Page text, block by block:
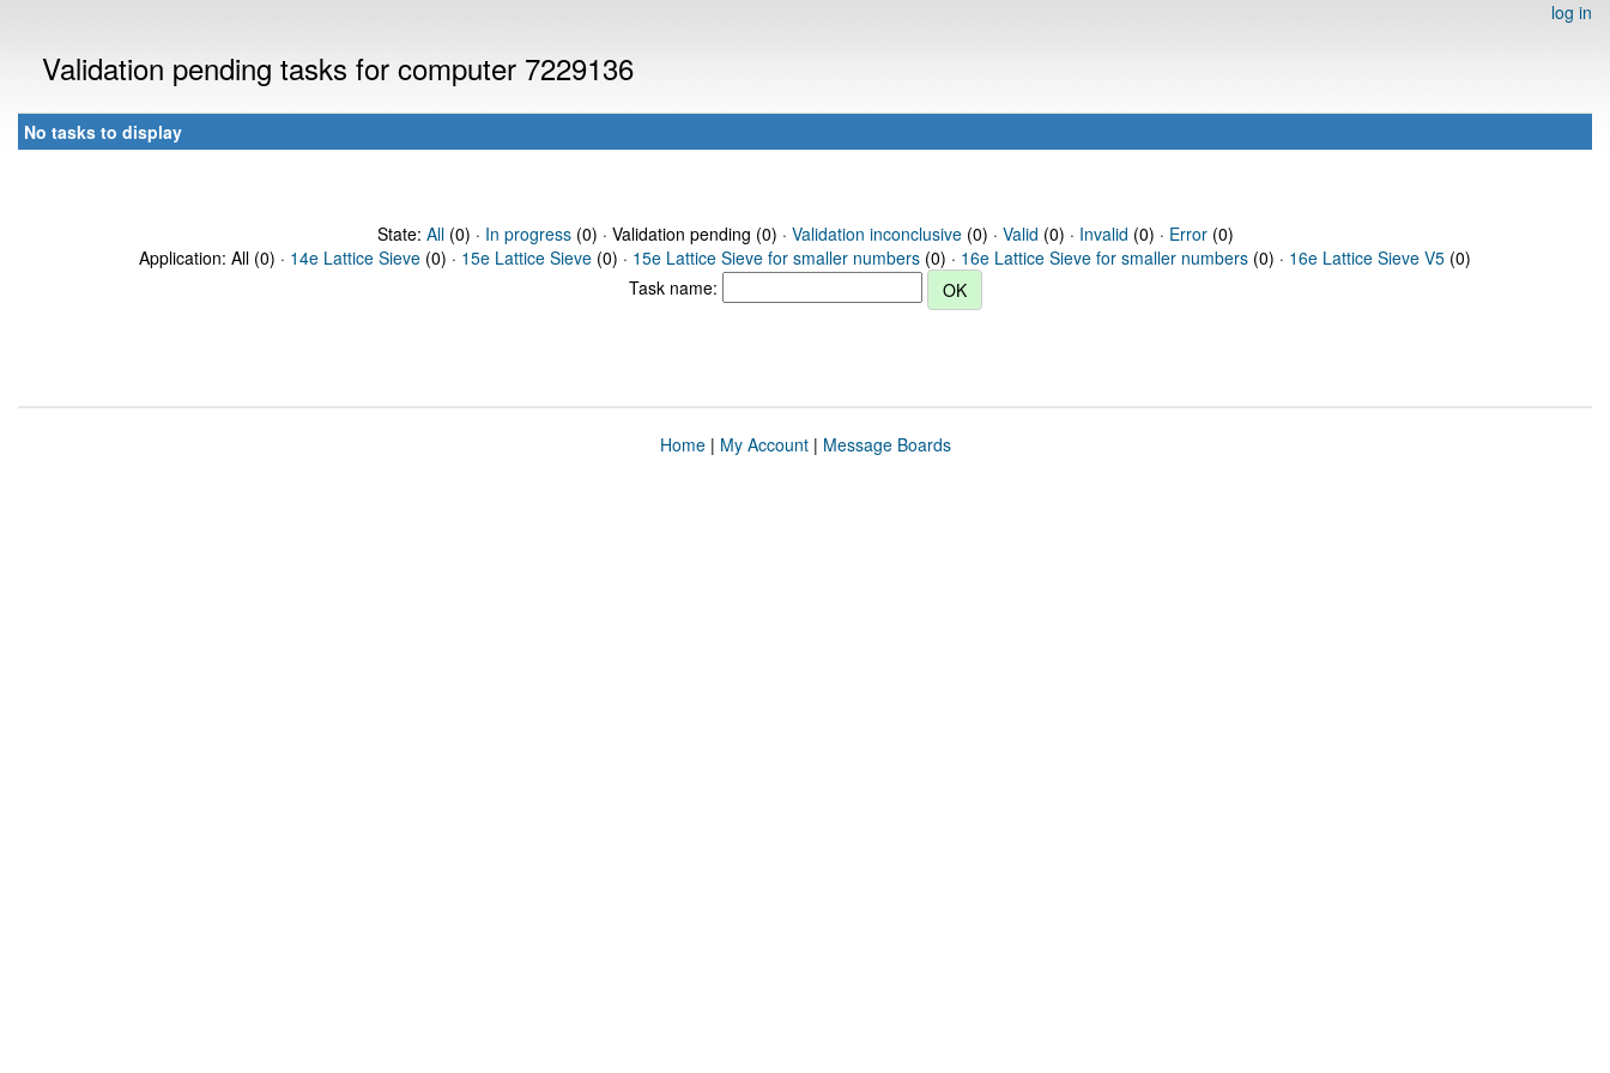
log in
Validation pending tasks for computer 7229136
No tasks to display
State: All(0) · In progress(0) · Validation pending (0) · Validation inconclusive(0) · Valid (0) · Invalid (0) · Error(0)
Application: All (0) · 14e Lattice Sieve (0) · 15e Lattice Sieve (0) · 15e Lattice Sieve for smaller numbers (0) · 16e Lattice Sieve for smaller numbers (0) · 16e Lattice Sieve V5 (0)
Task name:
Home| My Account| Message Boards